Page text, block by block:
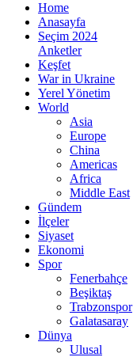
Home
Anasayfa
Seçim 2024
Anketler
Keşfet
War in Ukraine
Yerel Yönetim
World
Asia
Europe
China
Americas
Africa
Middle East
Gündem
İlçeler
Siyaset
Ekonomi
Spor
Fenerbahçe
Beşiktaş
Trabzonspor
Galatasaray
Dünya
Ulusal